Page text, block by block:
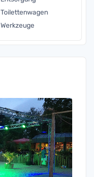
Toilettenwagen
Werkzeuge